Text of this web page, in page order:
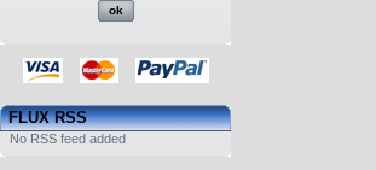
FLUX RSS
No RSS feed added